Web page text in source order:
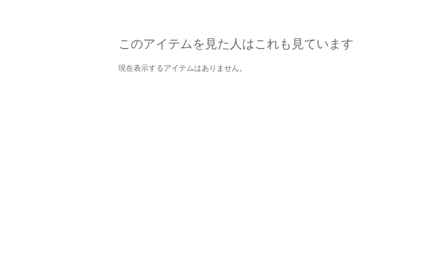
このアイテムを見た人はこれも見ています
現在表示するアイテムはありません。